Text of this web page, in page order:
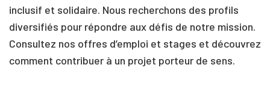
inclusif et solidaire. Nous recherchons des profils
diversifiés pour répondre aux défis de notre mission.
Consultez nos offres d’emploi et stages et découvrez
comment contribuer à un projet porteur de sens.